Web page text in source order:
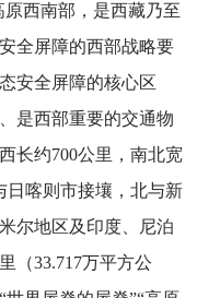
西南部，是西藏乃至
全屏障的西部战略要
安全屏障的核心区
是西部重要的交通物
长约700公里，南北宽
日喀则市接壤，北与新
尔地区及印度、尼泊
（33.717万平方公